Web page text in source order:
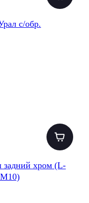
с/обр.
задний хром (L-